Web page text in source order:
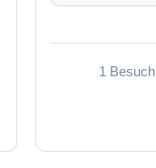
1 Besuch